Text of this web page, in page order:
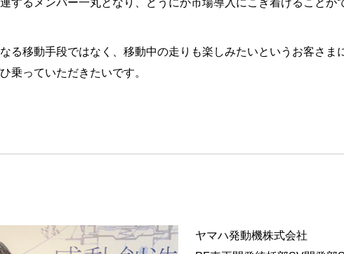
するメンバー一丸となり、どうにか市場導入にこぎ着けることが
る移動手段ではなく、移動中の走りも楽しみたいというお客さま
乗っていただきたいです。
ヤマハ発動機株式会社